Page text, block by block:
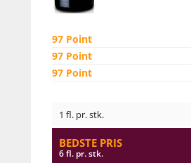
97 Point
97 Point
97 Point
1 fl. pr. stk.
BEDSTE PRIS
6 fl. pr. stk.